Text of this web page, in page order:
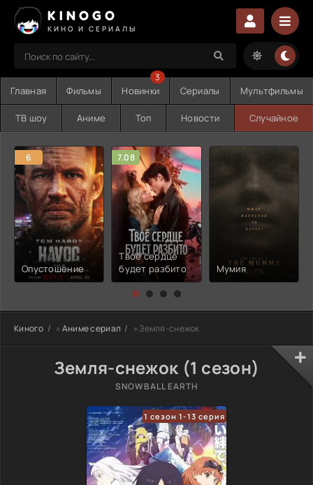
KINOGO
КИНО И СЕРИАЛЫ
Главная Фильмы Новинки
3
Сериалы Мультфильмы
ТВ шоу Аниме Топ Новости Случайное
6
Опустошение
7.08
Твоё сердце
будет разбито
Мумия
Киного » Аниме сериал » Земля-снежок
Земля-снежок (1 сезон)
SNOWBALL EARTH
1 сезон 1-13 серия